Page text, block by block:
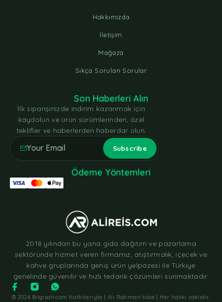
Hakkımızda
İletişim
Mağaza
Sıkça Sorulan Sorular
2018 yılından bu yana gıda dağıtım ve pazarlama
sektöründe hizmet veren firmamız, atıştırmalık, içecek ve
kahve gruplarında geniş ürün yelpazesi ile Türkiye
genelinde güvenilir ve hızlı tedarik çözümleri sunmaktadır.
© 2024 Bilgisah.com Katkılarıyla | Ali Rahman köse | Her hakkı saklıdır.
Son Haberleri Alın
İlk siparişinizde indirim kazanmak için
kaydolun ve ürün sürümlerinden, özel
teklifler ve haberlerden haberdar olun.
Ödeme Yöntemleri